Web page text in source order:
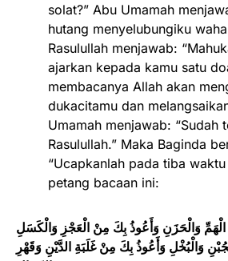
solat?” Abu Umamah
hutang menyelubungiku
Rasulullah menjawab:
ajarkan kepada kamu satu
membacanya Allah akan
dukacitamu dan
Umamah menjawab: “Sudah
Rasulullah.” Maka Baginda
“Ucapkanlah pada tiba
petang bacaan ini:
الْهَمِّ وَالْحَزَنِ وَأَعُوذُ بِكَ مِنْ الْعَجْزِ وَالْكَسَلِ
وَالْبُخْلِ وَأَعُوذُ بِكَ مِنْ غَلَبَةِ الدَّيْنِ وَقَهْرِ